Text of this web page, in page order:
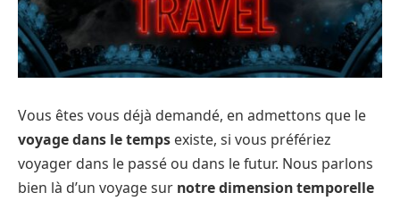
Vous êtes vous déjà demandé, en admettons que le
voyage dans le temps existe, si vous préfériez
voyager dans le passé ou dans le futur. Nous parlons
bien là d’un voyage sur notre dimension temporelle